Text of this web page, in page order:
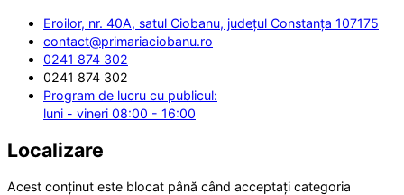
Eroilor, nr. 40A, satul Ciobanu, județul Constanța 107175
contact@primariaciobanu.ro
0241 874 302
0241 874 302
Program de lucru cu publicul:
luni - vineri 08:00 - 16:00
Localizare
Acest conținut este blocat până când acceptați categoria